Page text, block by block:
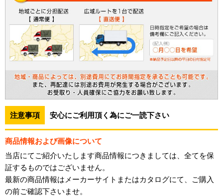
注意事項 安心にご利用頂く為にご一読下さい
商品情報および画像について
当店にてご紹介いたします商品情報につきましては、全てを保
証するものではございません。
最新の商品情報はメーカーサイトまたはカタログにて、ご購入
の前ご確認下さいませ。